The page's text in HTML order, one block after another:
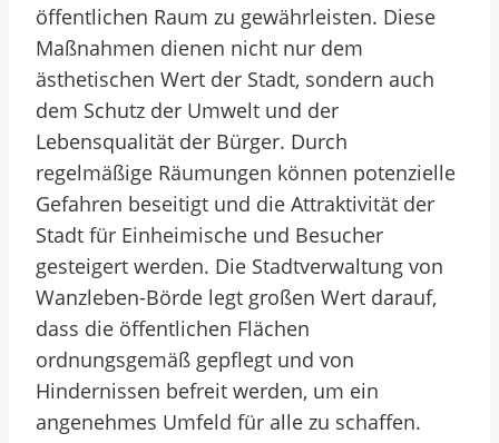
öffentlichen Raum zu gewährleisten. Diese
Maßnahmen dienen nicht nur dem
ästhetischen Wert der Stadt, sondern auch
dem Schutz der Umwelt und der
Lebensqualität der Bürger. Durch
regelmäßige Räumungen können potenzielle
Gefahren beseitigt und die Attraktivität der
Stadt für Einheimische und Besucher
gesteigert werden. Die Stadtverwaltung von
Wanzleben-Börde legt großen Wert darauf,
dass die öffentlichen Flächen
ordnungsgemäß gepflegt und von
Hindernissen befreit werden, um ein
angenehmes Umfeld für alle zu schaffen.